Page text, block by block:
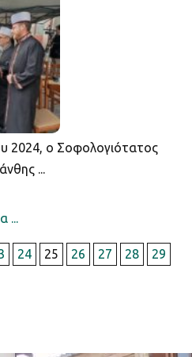
2024, ο Σοφολογιότατος
...
...
24 25 26 27 28
29